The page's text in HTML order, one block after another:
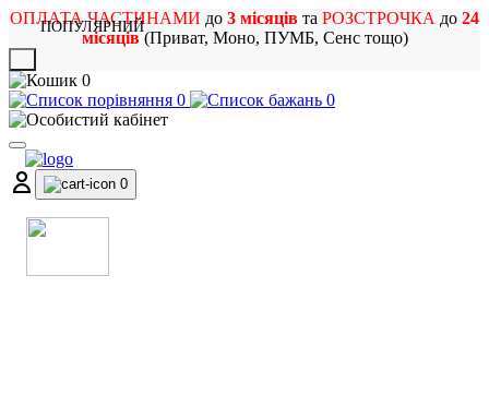
ОПЛАТА ЧАСТИНАМИ до 3 місяців та РОЗСТРОЧКА до 24
місяців(Приват, Моно, ПУМБ, Сенс тощо)
0
0
0
0
ПОПУЛЯРНИЙ